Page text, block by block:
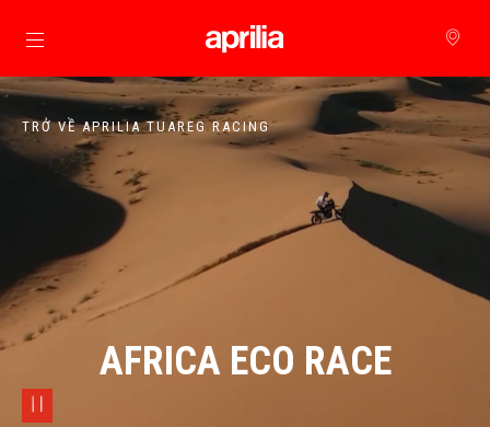
Đi đến bảng tin chính
TRỞ VỀ APRILIA TUAREG RACING
AFRICA ECO RACE